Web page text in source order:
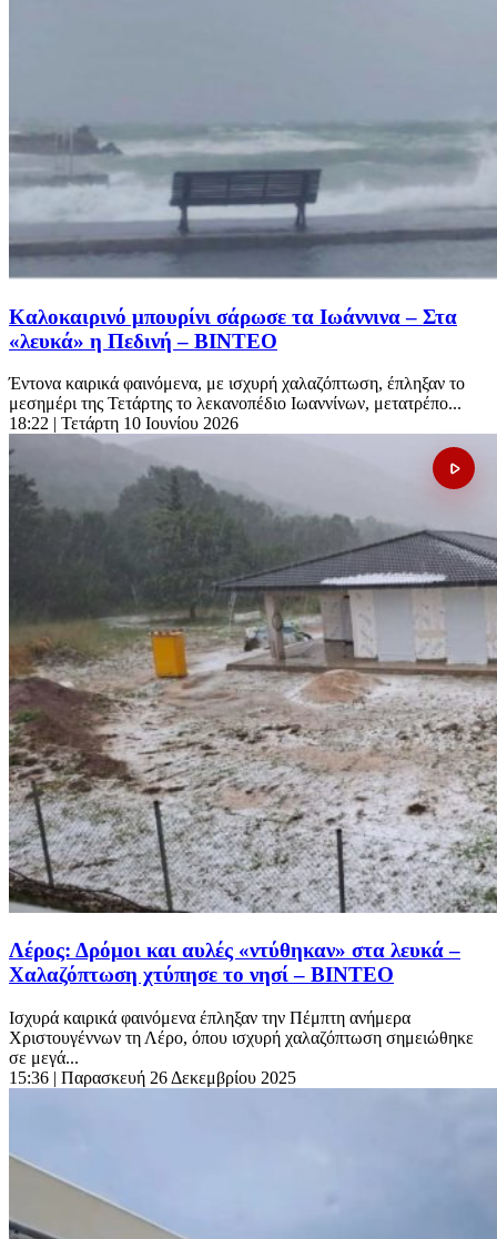
Καλοκαιρινό μπουρίνι σάρωσε τα Ιωάννινα – Στα
«λευκά» η Πεδινή – ΒΙΝΤΕΟ
Έντονα καιρικά φαινόμενα, με ισχυρή χαλαζόπτωση, έπληξαν το
μεσημέρι της Τετάρτης το λεκανοπέδιο Ιωαννίνων, μετατρέπο...
18:22 | Τετάρτη 10 Ιουνίου 2026
Λέρος: Δρόμοι και αυλές «ντύθηκαν» στα λευκά –
Χαλαζόπτωση χτύπησε το νησί – ΒΙΝΤΕΟ
Ισχυρά καιρικά φαινόμενα έπληξαν την Πέμπτη ανήμερα
Χριστουγέννων τη Λέρο, όπου ισχυρή χαλαζόπτωση σημειώθηκε
σε μεγά...
15:36 | Παρασκευή 26 Δεκεμβρίου 2025